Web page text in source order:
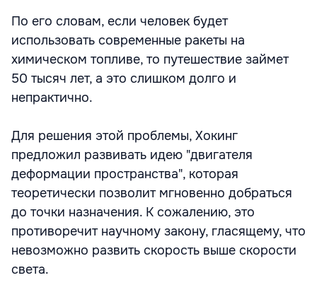
По его словам, если человек будет
использовать современные ракеты на
химическом топливе, то путешествие займет
50 тысяч лет, а это слишком долго и
непрактично.
Для решения этой проблемы, Хокинг
предложил развивать идею "двигателя
деформации пространства", которая
теоретически позволит мгновенно добраться
до точки назначения. К сожалению, это
противоречит научному закону, гласящему, что
невозможно развить скорость выше скорости
света.